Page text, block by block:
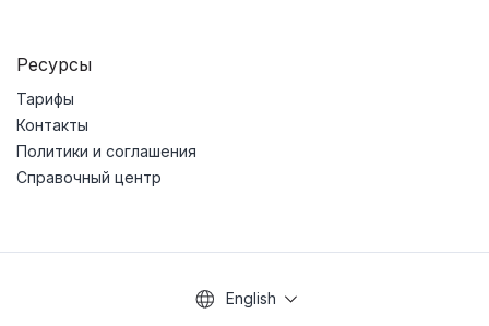
Ресурсы
Тарифы
Контакты
Политики и соглашения
Справочный центр
English